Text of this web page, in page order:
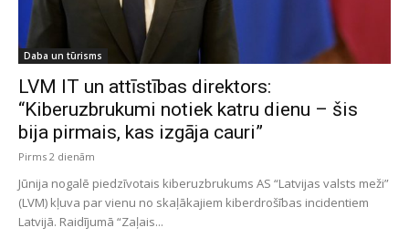
Daba un tūrisms
LVM IT un attīstības direktors:
“Kiberuzbrukumi notiek katru dienu – šis
bija pirmais, kas izgāja cauri”
Pirms 2 dienām
Jūnija nogalē piedzīvotais kiberuzbrukums AS “Latvijas valsts meži”
(LVM) kļuva par vienu no skaļākajiem kiberdrošības incidentiem
Latvijā. Raidījumā “Zaļais...